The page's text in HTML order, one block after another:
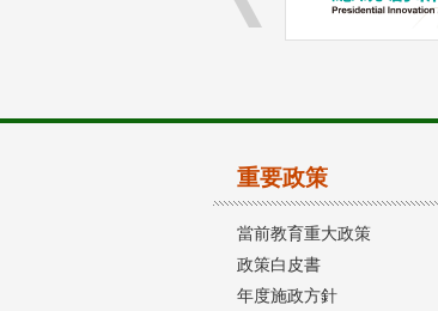
重要政策
當前教育重大政策
政策白皮書
年度施政方針